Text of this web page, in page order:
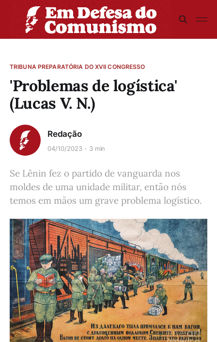
TRIBUNA PREPARATÓRIA DO XVII CONGRESSO
'Problemas de logística'
(Lucas V. N.)
Redação
04/10/2023 3 min
Se Lênin fez o partido de vanguarda nos
moldes de uma unidade militar, então nós
temos em mãos um grave problema logístico.